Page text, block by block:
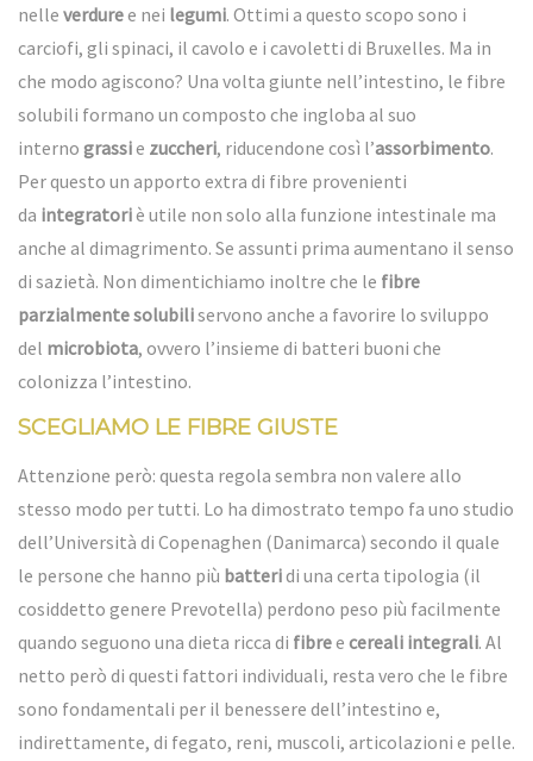
nelle verduree nei legumi. Ottimi a questo scopo sono i
carciofi, gli spinaci, il cavolo e i cavoletti di Bruxelles. Ma in
che modo agiscono? Una volta giunte nell’intestino, le fibre
solubili formano un composto che ingloba al suo
interno grassie zuccheri, riducendone così l’assorbimento.
Per questo un apporto extra di fibre provenienti
da integratoriè utile non solo alla funzione intestinale ma
anche al dimagrimento. Se assunti prima aumentano il senso
di sazietà. Non dimentichiamo inoltre che le fibre
parzialmente solubiliservono anche a favorire lo sviluppo
del microbiota, ovvero l’insieme di batteri buoni che
colonizza l’intestino.
SCEGLIAMO LE FIBRE GIUSTE
Attenzione però: questa regola sembra non valere allo
stesso modo per tutti. Lo ha dimostrato tempo fa uno studio
dell’Università di Copenaghen (Danimarca) secondo il quale
le persone che hanno più batteridi una certa tipologia (il
cosiddetto genere Prevotella) perdono peso più facilmente
quando seguono una dieta ricca di fibree cereali integrali. Al
netto però di questi fattori individuali, resta vero che le fibre
sono fondamentali per il benessere dell’intestino e,
indirettamente, di fegato, reni, muscoli, articolazioni e pelle.